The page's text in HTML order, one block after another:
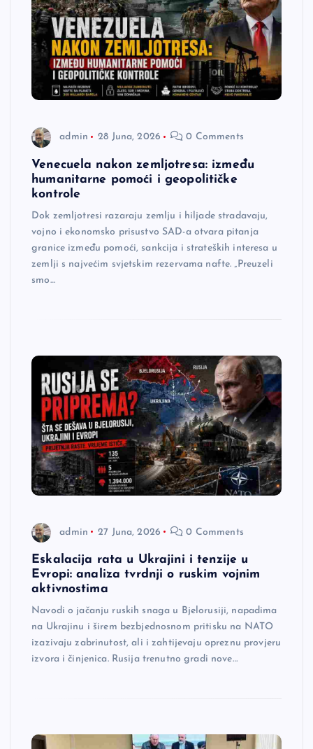
admin 28 Juna, 2026 0 Comments
Venecuela nakon zemljotresa: između
humanitarne pomoći i geopolitičke
kontrole
Dok zemljotresi razaraju zemlju i hiljade stradavaju,
vojno i ekonomsko prisustvo SAD-a otvara pitanja
granice između pomoći, sankcija i strateških interesa u
zemlji s najvećim svjetskim rezervama nafte. „Preuzeli
smo…
admin 27 Juna, 2026 0 Comments
Eskalacija rata u Ukrajini i tenzije u
Evropi: analiza tvrdnji o ruskim vojnim
aktivnostima
Navodi o jačanju ruskih snaga u Bjelorusiji, napadima
na Ukrajinu i širem bezbjednosnom pritisku na NATO
izazivaju zabrinutost, ali i zahtijevaju opreznu provjeru
izvora i činjenica. Rusija trenutno gradi nove…